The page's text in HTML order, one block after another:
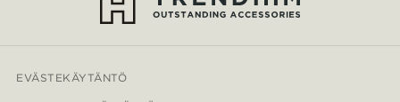
EVÄSTEKÄYTÄNTÖ